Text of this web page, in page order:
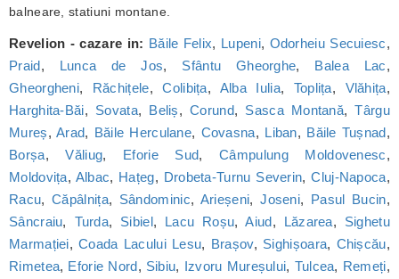
balneare, statiuni montane.
Revelion - cazare in: Băile Felix, Lupeni, Odorheiu Secuiesc,
Praid, Lunca de Jos, Sfântu Gheorghe, Balea Lac,
Gheorgheni, Răchițele,Colibița, Alba Iulia, Toplița, Vlăhița,
Harghita-Băi, Sovata, Beliș,Corund, Sasca Montană,Târgu
Mureș, Arad, Băile Herculane, Covasna, Liban, Băile Tușnad,
Borșa,Văliug, Eforie Sud,Câmpulung Moldovenesc,
Moldovița, Albac, Hațeg, Drobeta-Turnu Severin,Cluj-Napoca,
Racu,Căpâlnița, Sândominic, Arieșeni,Joseni, Pasul Bucin,
Sâncraiu, Turda, Sibiel, Lacu Roșu,Aiud, Lăzarea, Sighetu
Marmației,Coada Lacului Lesu, Brașov, Sighișoara, Chișcău,
Rimetea, Eforie Nord, Sibiu, Izvoru Mureșului, Tulcea, Remeți,